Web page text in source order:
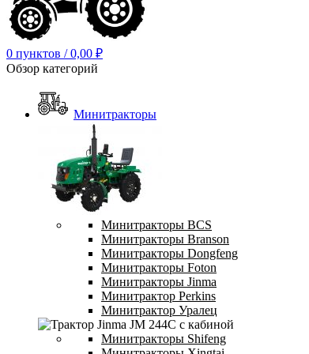
0 пунктов / 0,00 ₽
Обзор категорий
Минитракторы
Минитракторы BCS
Минитракторы Branson
Минитракторы Dongfeng
Минитракторы Foton
Минитракторы Jinma
Минитрактор Perkins
Минитрактор Уралец
Минитракторы Shifeng